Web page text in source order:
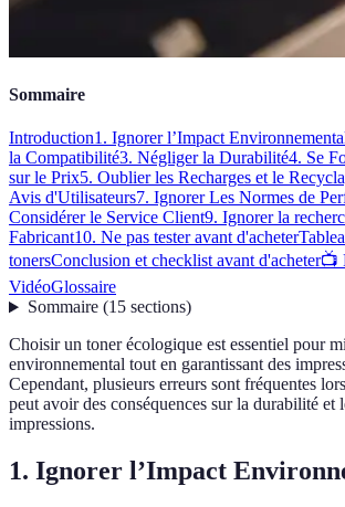
Sommaire
Introduction1. Ignorer l’Impact
la Compatibilité3. Négliger la Durabilité4. Se
sur le Prix5. Oublier les Recharges et le
Avis d'Utilisateurs7. Ignorer Les Normes de
Considérer le Service Client9. Ignorer la
Fabricant10. Ne pas tester avant d'acheter
tonersConclusion et checklist avant d'acheter📺
VidéoGlossaire
Sommaire(15 sections)
Choisir un toner écologique est essentiel pour
environnemental tout en garantissant des
Cependant, plusieurs erreurs sont fréquentes
peut avoir des conséquences sur la durabilité et
impressions.
1. Ignorer l’Impact